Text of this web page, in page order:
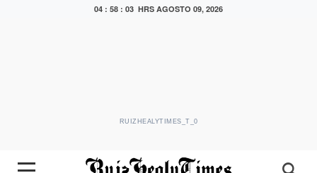
04 : 58 : 04 HRS AGOSTO 09, 2026
RUIZHEALYTIMES_T_0